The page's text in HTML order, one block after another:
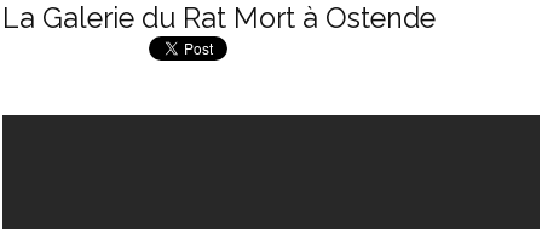
La Galerie du Rat Mort à Ostende